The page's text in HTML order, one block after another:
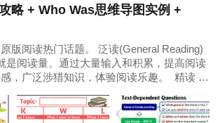
略 + Who Was思维导图实例 +
版阅读热门话题。 泛读(General Reading)
是阅读量。通过大量输入和积累，提高阅读
，广泛涉猎知识，体验阅读乐趣。 精读 ，